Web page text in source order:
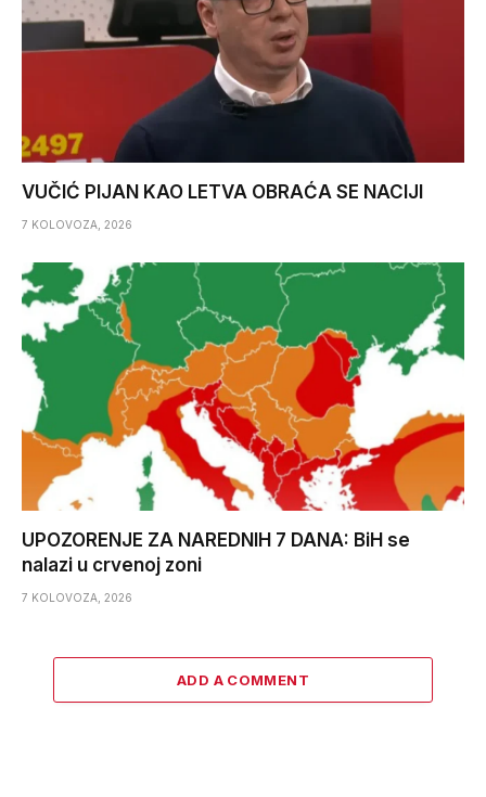
VUČIĆ PIJAN KAO LETVA OBRAĆA SE NACIJI
7 KOLOVOZA, 2026
UPOZORENJE ZA NAREDNIH 7 DANA: BiH se
nalazi u crvenoj zoni
7 KOLOVOZA, 2026
ADD A COMMENT